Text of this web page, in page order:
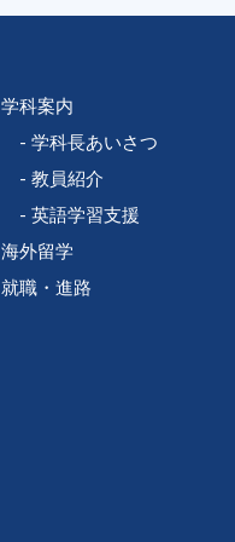
学科案内
学科長あいさつ
教員紹介
英語学習支援
海外留学
就職・進路